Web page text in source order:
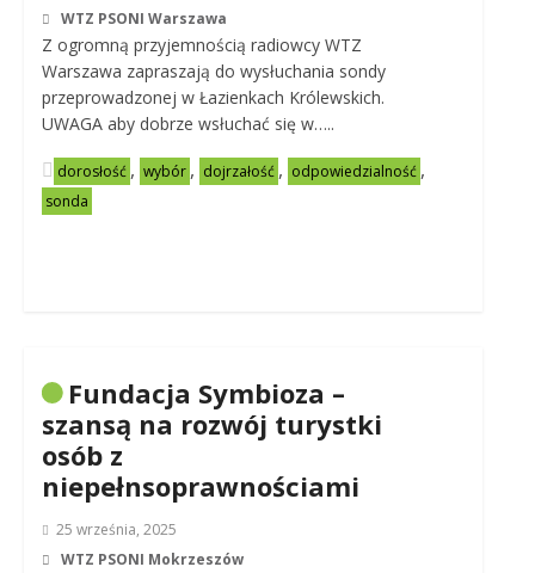
WTZ PSONI Warszawa
Z ogromną przyjemnością radiowcy WTZ
Warszawa zapraszają do wysłuchania sondy
przeprowadzonej w Łazienkach Królewskich.
UWAGA aby dobrze wsłuchać się w…..
dorosłość , wybór , dojrzałość , odpowiedzialność ,
sonda
Fundacja Symbioza –
szansą na rozwój turystki
osób z
niepełnsoprawnościami
25 września, 2025
WTZ PSONI Mokrzeszów